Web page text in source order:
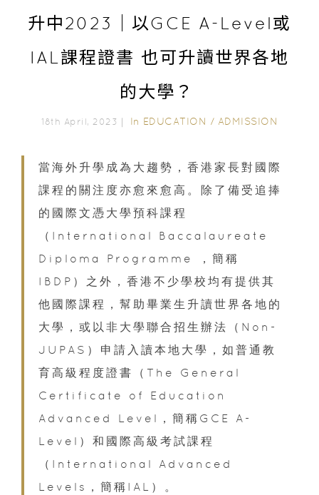
升中2023｜以GCE A-Level或
IAL課程證書 也可升讀世界各地
的大學？
18th April, 2023｜ In EDUCATION / ADMISSION
當海外升學成為大趨勢，香港家長對國際
課程的關注度亦愈來愈高。除了備受追捧
的國際文憑大學預科課程
（International Baccalaureate
Diploma Programme ，簡稱
IBDP）之外，香港不少學校均有提供其
他國際課程，幫助畢業生升讀世界各地的
大學，或以非大學聯合招生辦法（Non-
JUPAS）申請入讀本地大學，如普通教
育高級程度證書（The General
Certificate of Education
Advanced Level，簡稱GCE A-
Level）和國際高級考試課程
（International Advanced
Levels，簡稱IAL）。